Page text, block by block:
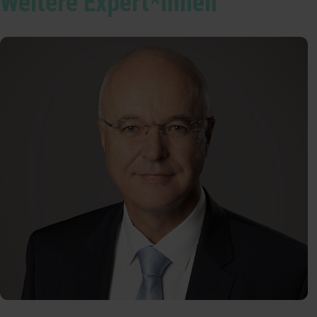
entrepreneurship
leadership